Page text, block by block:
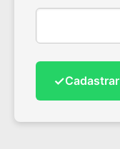
✓Cadastrar